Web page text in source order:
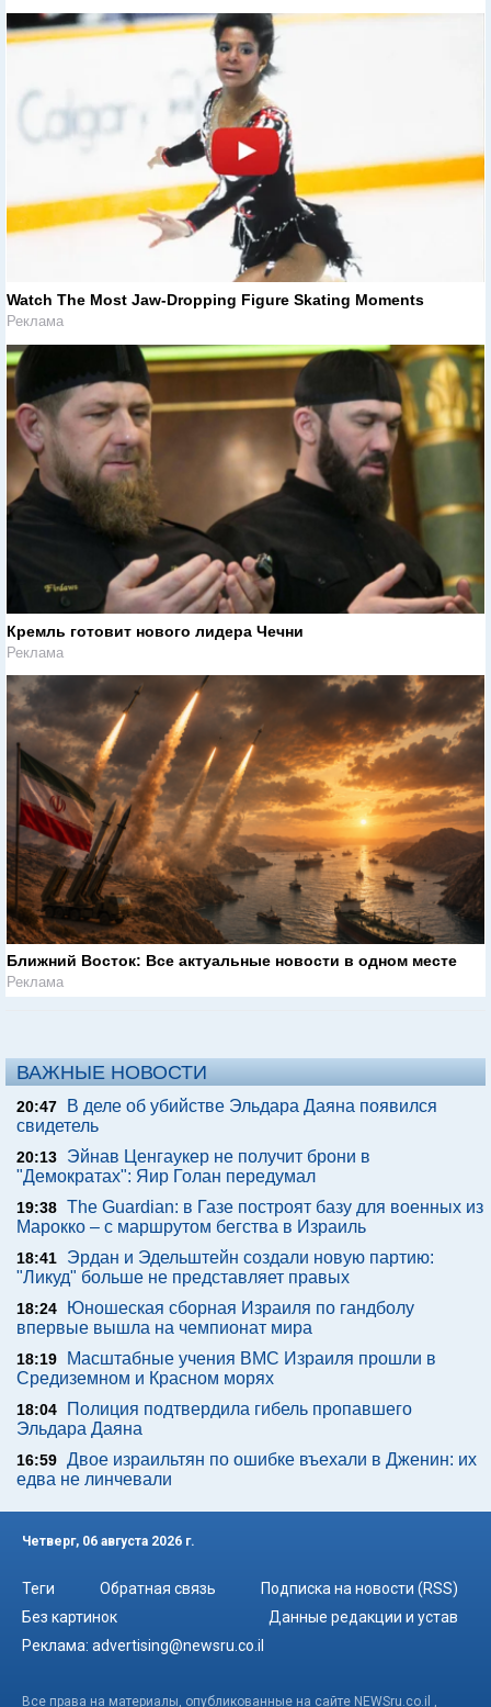
Watch The Most Jaw‑Dropping Figure Skating Moments
Реклама
Кремль готовит нового лидера Чечни
Реклама
Ближний Восток: Все актуальные новости в одном месте
Реклама
ВАЖНЫЕ НОВОСТИ
20:47
В деле об убийстве Эльдара Даяна появился
свидетель
20:13
Эйнав Ценгаукер не получит брони в
"Демократах": Яир Голан передумал
19:38 The Guardian: в Газе построят базу для военных из
Марокко – с маршрутом бегства в Израиль
18:41
Эрдан и Эдельштейн создали новую партию:
"Ликуд" больше не представляет правых
18:24
Юношеская сборная Израиля по гандболу
впервые вышла на чемпионат мира
18:19
Масштабные учения ВМС Израиля прошли в
Средиземном и Красном морях
18:04
Полиция подтвердила гибель пропавшего
Эльдара Даяна
16:59 Двое израильтян по ошибке въехали в Дженин: их
едва не линчевали
Четверг, 06 августа 2026 г.
Теги Обратная связь
Подписка на новости (RSS)
Без картинок
Данные редакции и устав
Реклама: advertising@newsru.co.il
Все права на материалы, опубликованные на сайте NEWSru.co.il ,